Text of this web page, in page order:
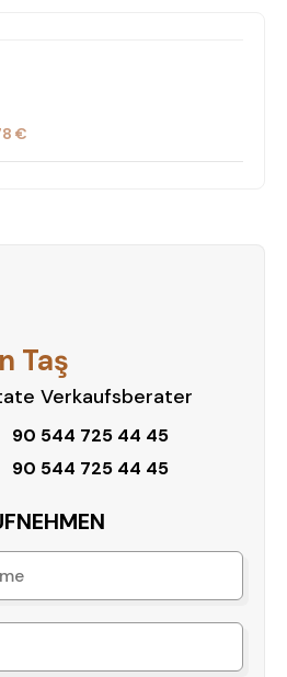
€
Taş
Verkaufsberater
90 544 725 44 45
90 544 725 44 45